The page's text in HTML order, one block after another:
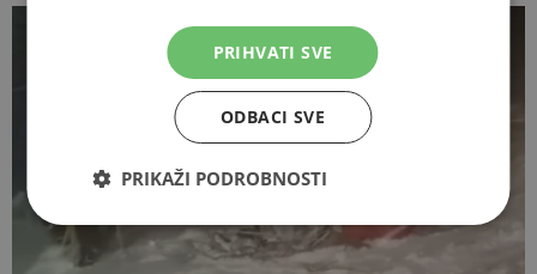
PRIHVATI SVE
ODBACI SVE
PRIKAŽI PODROBNOSTI